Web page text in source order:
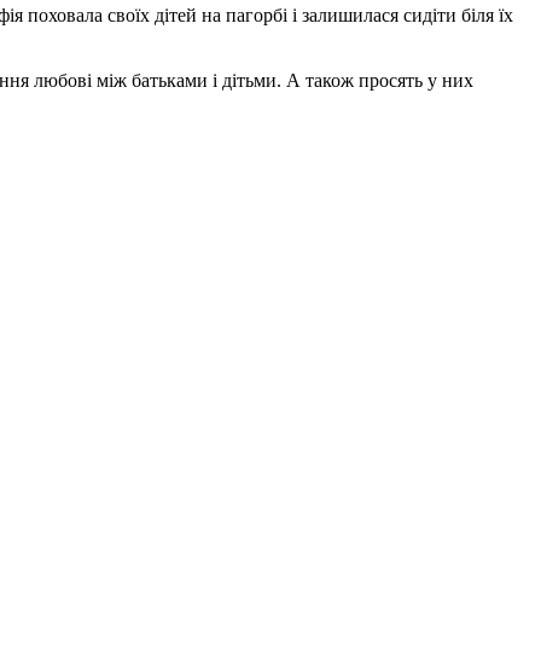
поховала своїх дітей на пагорбі і залишилася сидіти біля їх
любові між батьками і дітьми. А також просять у них